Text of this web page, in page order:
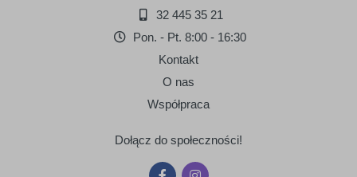
32 445 35 21
Pon. - Pt. 8:00 - 16:30
Kontakt
O nas
Współpraca
Dołącz do społeczności!